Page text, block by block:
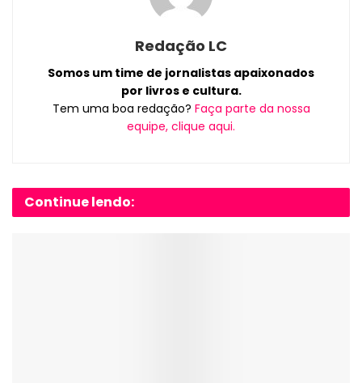
Redação LC
Somos um time de jornalistas apaixonados
por livros e cultura.
Tem uma boa redação? Faça parte da nossa
equipe, clique aqui.
Continue lendo: